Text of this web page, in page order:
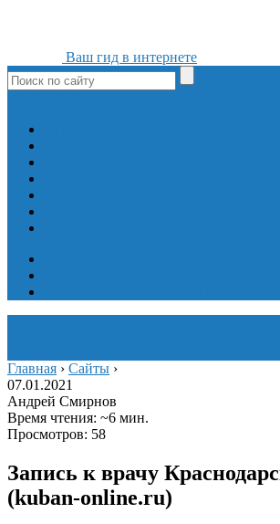
Ваш гид в интернете
Главная › Сайты ›
07.01.2021
Андрей Смирнов
Время чтения: ~6 мин.
Просмотров: 58
Запись к врачу
(kuban-online.ru)